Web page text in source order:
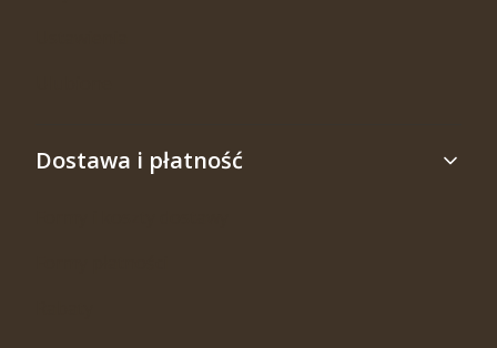
Dostawa i płatność